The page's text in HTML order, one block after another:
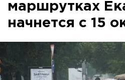
маршрутках
начнется с 15